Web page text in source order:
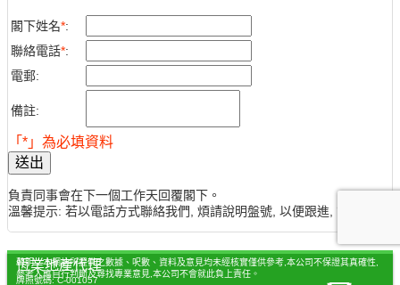
閣下姓名*:
聯絡電話*:
電郵:
備註:
「*」為必填資料
送出
負責同事會在下一個工作天回覆閣下。
溫馨提示: 若以電話方式聯絡我們, 煩請說明盤號, 以便跟進, 謝謝。
聲明：本網站所提供之數據、呎數、資料及意見均未經核實僅供參考,本公司不保證其真確性,
參考人應自行判斷及尋找專業意見,本公司不會就此負上責任。
恆業地產代理
牌照號碼: C-001057